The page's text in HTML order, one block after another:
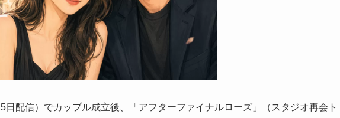
日配信）でカップル成立後、「アフターファイナルローズ」（スタジオ再会ト